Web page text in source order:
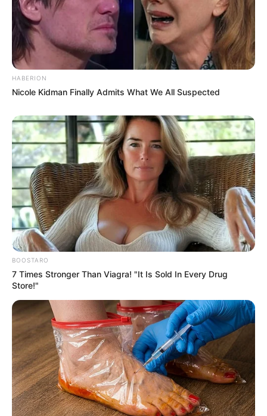
HABERION
Nicole Kidman Finally Admits What We All Suspected
BOOSTARO
7 Times Stronger Than Viagra! "It Is Sold In Every Drug
Store!"